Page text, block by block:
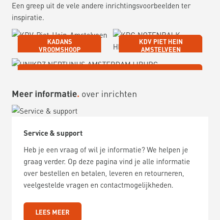
Een greep uit de vele andere inrichtingsvoorbeelden ter
inspiratie.
KADANS
VROOMSHOOP
KDV PIET HEIN
AMSTELVEEN
Meer informatie over inrichten
Service & support
Heb je een vraag of wil je informatie? We helpen je
graag verder. Op deze pagina vind je alle informatie
over bestellen en betalen, leveren en retourneren,
veelgestelde vragen en contactmogelijkheden.
LEES MEER